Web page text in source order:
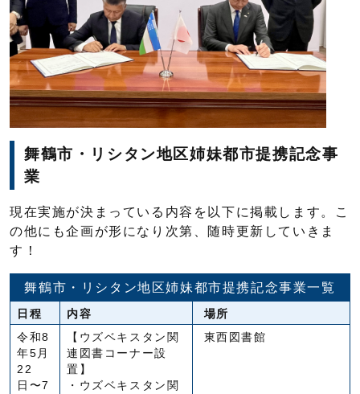
舞鶴市・リシタン地区姉妹都市提携記念事
業
現在実施が決まっている内容を以下に掲載します。こ
の他にも企画が形になり次第、随時更新していきま
す！
舞鶴市・リシタン地区姉妹都市提携記念事業一覧
日程 内容
場所
令和8
年5月
22
日〜7
【ウズベキスタン関
連図書コーナー設
置】
・ウズベキスタン関
東西図書館